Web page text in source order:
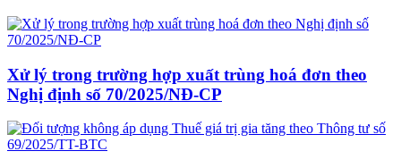
Xử lý trong trường hợp xuất trùng hoá đơn theo
Nghị định số 70/2025/NĐ-CP